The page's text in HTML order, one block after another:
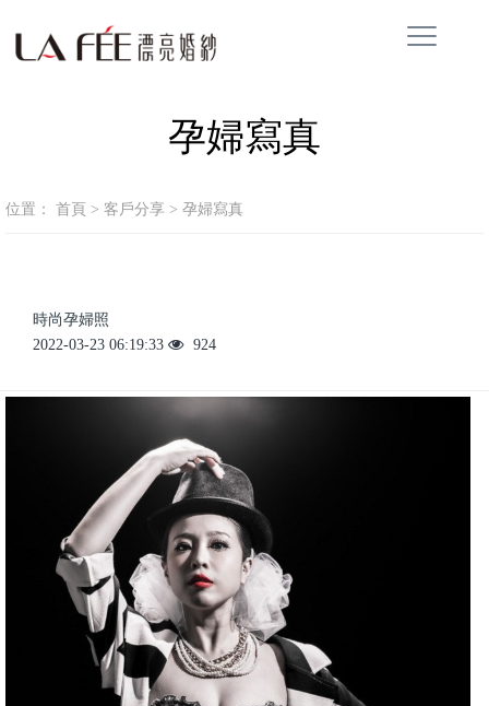
孕婦寫真
位置： 首頁 > 客戶分享 > 孕婦寫真
時尚孕婦照
2022-03-23 06:19:33 924